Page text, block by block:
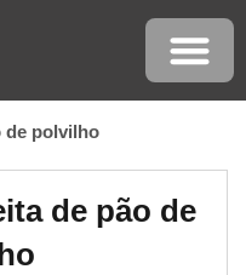
de polvilho
de pão de